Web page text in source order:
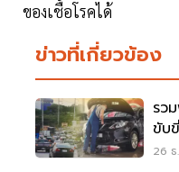
ของเชื้อโรคได้
ข่าวที่เกี่ยวข้อง
รว
ขับ
26